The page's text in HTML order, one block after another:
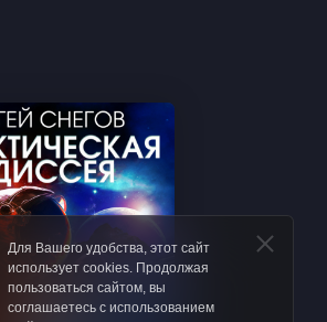
Для Вашего удобства, этот сайт
использует cookies. Продолжая
пользоваться сайтом, вы
соглашаетесь с использованием